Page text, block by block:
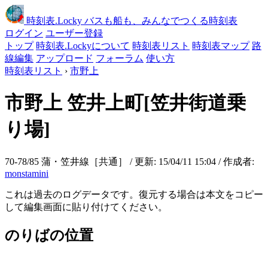
時刻表.Locky バスも船も、みんなでつくる時刻表
ログイン ユーザー登録
トップ 時刻表.Lockyについて 時刻表リスト 時刻表マップ 路
線編集 アップロード フォーラム 使い方
時刻表リスト › 市野上
市野上 笠井上町[笠井街道乗
り場]
70-78/85 蒲・笠井線［共通］ / 更新: 15/04/11 15:04 / 作成者:
monstamini
これは過去のログデータです。復元する場合は本文をコピー
して編集画面に貼り付けてください。
のりばの位置